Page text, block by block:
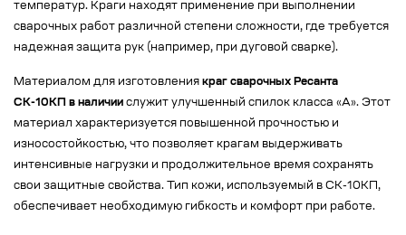
температур. Краги находят применение при выполнении
сварочных работ различной степени сложности, где требуется
надежная защита рук (например, при дуговой сварке).
Материалом для изготовления краг сварочных Ресанта
СК-10КП в наличии служит улучшенный спилок класса «А». Этот
материал характеризуется повышенной прочностью и
износостойкостью, что позволяет крагам выдерживать
интенсивные нагрузки и продолжительное время сохранять
свои защитные свойства. Тип кожи, используемый в СК-10КП,
обеспечивает необходимую гибкость и комфорт при работе.